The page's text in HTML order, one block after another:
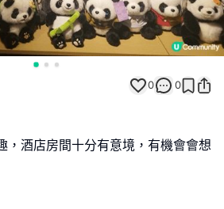
0 0
，酒店房間十分有意境，有機會會想